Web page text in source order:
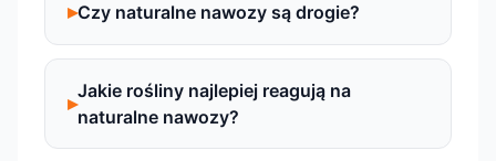
Czy naturalne nawozy są drogie?
Jakie rośliny najlepiej reagują na
naturalne nawozy?